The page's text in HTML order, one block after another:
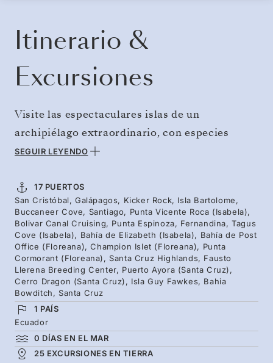
Itinerario &
Excursiones
Visite las espectaculares islas de un
archipiélago extraordinario, con especies
animales emblemáticas como brillantes
las tierras altas y fragatas con llamativas
gargantas de color rojo cereza. Tanto si es la
primera vez que visita las Galápagos como si
vuelve a disfrutar de ellas, este itinerario le
garantiza un viaje que aprovecha cada
momento. Los expertos locales comparten sus
conocimientos de este entorno natural único
donde habitan miles de especies
extraordinarias.
SEGUIR LEYENDO
17 PUERTOS
San Cristóbal, Galápagos, Kicker Rock, Isla Bartolome,
Buccaneer Cove, Santiago, Punta Vicente Roca (Isabela),
Bolivar Canal Cruising, Punta Espinoza, Fernandina, Tagus
Cove (Isabela), Bahía de Elizabeth (Isabela), Bahía de Post
Office (Floreana), Champion Islet (Floreana), Punta
Cormorant (Floreana), Santa Cruz Highlands, Fausto
Llerena Breeding Center, Puerto Ayora (Santa Cruz),
Cerro Dragon (Santa Cruz), Isla Guy Fawkes, Bahia
Bowditch, Santa Cruz
1 PAÍS
Ecuador
0 DÍAS EN EL MAR
25 EXCURSIONES EN TIERRA